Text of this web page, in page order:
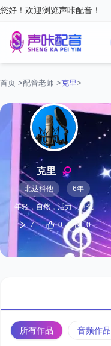
您好！欢迎浏览声咔配音！
首页 >配音老师 >克里>
克里
北达科他 6年
年轻，自然，活力，角色
7 0 0
所有作品 音频作品